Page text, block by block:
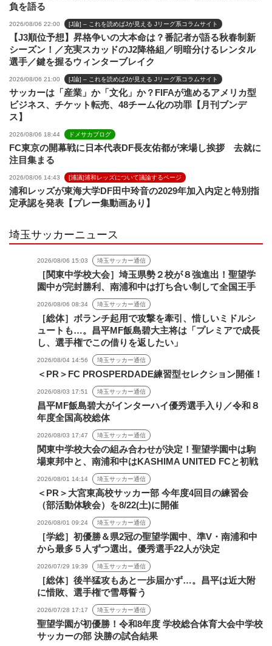
負を語る
2026/08/06 22:00 [J論] – これを読めばJが見える Jリーグ系コラムサイト
【J3順位予想】昇格争いの大本命は？番記者が語る秋春制新
シーズン！／充実スカッドのJ2降格組／明暗分けるレンタル
選手／鍵を握るウィンターブレイク
2026/08/06 21:00 [J論] – これを読めばJが見える Jリーグ系コラムサイト
サッカーは「産業」か「文化」か？FIFAが進めるアメリカ型
ビジネス、チケット転売、48チーム化の功罪【月刊ブンデ
ス】
2026/08/06 18:44 ドメサカブログ
FC東京の開幕戦に日本代表DF長友佑都が来場し挨拶 去就に
注目集まる
2026/08/06 14:43 [浦議]浦和レッズについて議論するページ
浦和レッズが東海大学DF田中玲音の2029年加入内定と特別指
定承認を発表【プレー集動画あり】
埼玉サッカーニュース
2026/08/06 15:03 埼玉サッカー通信
［関東中学校大会］埼玉県勢２校が８強進出！聖望学
園中が完封勝利、南浦和中は打ち合い制して全国王手
2026/08/06 08:34 埼玉サッカー通信
［総体］ボランチ起用で攻撃を牽引、惜しいミドルシ
ュートも…。昌平MF飯島碧大主将は「プレミアで成長
し、選手権でこの借りを返したい」
2026/08/04 14:56 埼玉サッカー通信
＜PR＞FC PROSPERDADE練習型セレクション開催！
2026/08/03 17:51 埼玉サッカー通信
昌平MF飯島碧大がインターハイ優秀選手入り／令和８
年度全国高校総体
2026/08/03 17:47 埼玉サッカー通信
関東中学校大会の組み合わせが決定！聖望学園中は駒
場東邦中と、南浦和中はKASHIMA UNITED FCと初戦
2026/08/01 14:14 埼玉サッカー通信
＜PR＞大宮東高校サッカー部 今年度4回目の練習会
（部活動体験会）を8/22(土)に開催
2026/08/01 09:24 埼玉サッカー通信
［学総］初優勝＆県2冠の聖望学園中、準V・南浦和中
から最多５人ずつ選出。優秀選手22人が決定
2026/07/29 19:39 埼玉サッカー通信
［総体］後半猛攻もあと一歩届かず…。昌平は近大附
に惜敗、選手権で雪辱誓う
2026/07/28 17:17 埼玉サッカー通信
聖望学園が初優勝！令和8年度 学校総合体育大会中学校
サッカーの部 決勝の試合結果